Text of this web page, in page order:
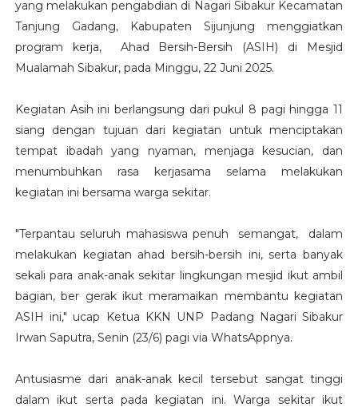
yang melakukan pengabdian di Nagari Sibakur Kecamatan
Tanjung Gadang, Kabupaten Sijunjung menggiatkan
program kerja, Ahad Bersih-Bersih (ASIH) di Mesjid
Mualamah Sibakur, pada Minggu, 22 Juni 2025.
Kegiatan Asih ini berlangsung dari pukul 8 pagi hingga 11
siang dengan tujuan dari kegiatan untuk menciptakan
tempat ibadah yang nyaman, menjaga kesucian, dan
menumbuhkan rasa kerjasama selama melakukan
kegiatan ini bersama warga sekitar.
"Terpantau seluruh mahasiswa penuh semangat, dalam
melakukan kegiatan ahad bersih-bersih ini, serta banyak
sekali para anak-anak sekitar lingkungan mesjid ikut ambil
bagian, ber gerak ikut meramaikan membantu kegiatan
ASIH ini," ucap Ketua KKN UNP Padang Nagari Sibakur
Irwan Saputra, Senin (23/6) pagi via WhatsAppnya.
Antusiasme dari anak-anak kecil tersebut sangat tinggi
dalam ikut serta pada kegiatan ini. Warga sekitar ikut